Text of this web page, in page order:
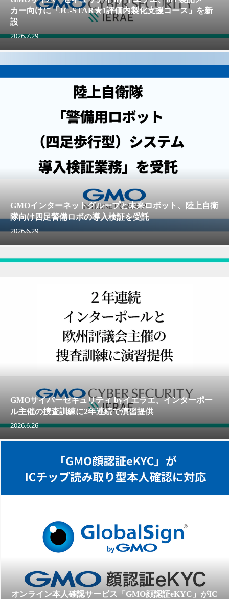
カー向けに「JC-STAR★1評価内製化支援コース」を新
設
2026.7.29
GMOインターネットグループと未来ロボット、陸上自衛
隊向け四足警備ロボの導入検証を受託
2026.6.29
GMOサイバーセキュリティ byイエラエ、インターポー
ル主催の捜査訓練に2年連続で演習提供
2026.6.26
オンライン本人確認サービス「GMO顔認証eKYC」がIC